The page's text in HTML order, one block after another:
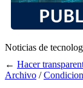
Noticias de
← Hacer
Archivo /